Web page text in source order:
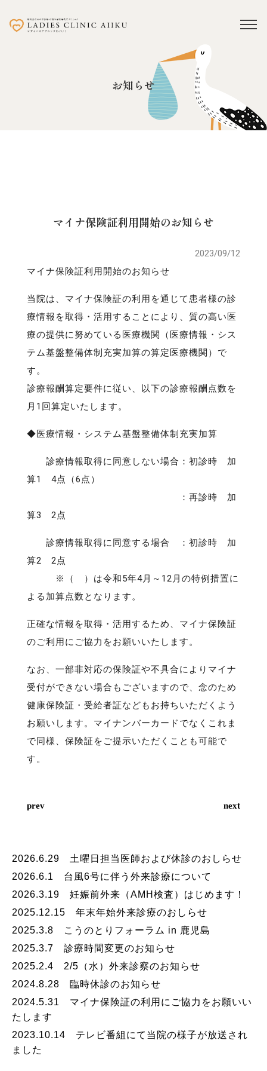
お知らせ
マイナ保険証利用開始のお知らせ
2023/09/12
マイナ保険証利用開始のお知らせ
当院は、マイナ保険証の利用を通じて患者様の診
療情報を取得・活用することにより、質の高い医
療の提供に努めている医療機関（医療情報・シス
テム基盤整備体制充実加算の算定医療機関）で
す。
診療報酬算定要件に従い、以下の診療報酬点数を
月1回算定いたします。
◆医療情報・システム基盤整備体制充実加算
診療情報取得に同意しない場合：初診時 加
算1 4点（6点）
：再診時 加
算3 2点
診療情報取得に同意する場合 ：初診時 加
算2 2点
※（ ）は令和5年4月～12月の特例措置に
よる加算点数となります。
正確な情報を取得・活用するため、マイナ保険証
のご利用にご協力をお願いいたします。
なお、一部非対応の保険証や不具合によりマイナ
受付ができない場合もございますので、念のため
健康保険証・受給者証などもお持ちいただくよう
お願いします。マイナンバーカードでなくこれま
で同様、保険証をご提示いただくことも可能で
す。
prev next
2026.6.29 土曜日担当医師および休診のおしらせ
2026.6.1 台風6号に伴う外来診療について
2026.3.19 妊娠前外来（AMH検査）はじめます！
2025.12.15 年末年始外来診療のおしらせ
2025.3.8 こうのとりフォーラム in 鹿児島
2025.3.7 診療時間変更のお知らせ
2025.2.4 2/5（水）外来診察のお知らせ
2024.8.28 臨時休診のお知らせ
2024.5.31 マイナ保険証の利用にご協力をお願いい
たします
2023.10.14 テレビ番組にて当院の様子が放送され
ました